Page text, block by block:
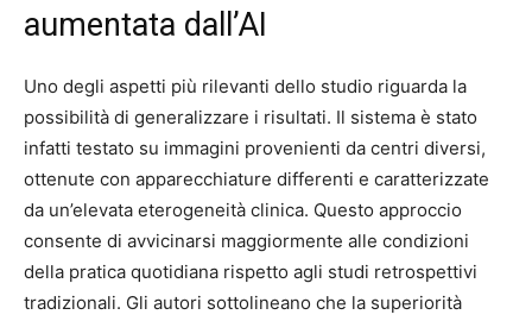
aumentata dall’AI
Uno degli aspetti più rilevanti dello studio riguarda la
possibilità di generalizzare i risultati. Il sistema è stato
infatti testato su immagini provenienti da centri diversi,
ottenute con apparecchiature differenti e caratterizzate
da un’elevata eterogeneità clinica. Questo approccio
consente di avvicinarsi maggiormente alle condizioni
della pratica quotidiana rispetto agli studi retrospettivi
tradizionali. Gli autori sottolineano che la superiorità